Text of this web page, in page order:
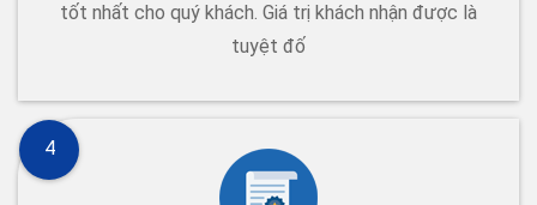
tốt nhất cho quý khách. Giá trị khách nhận được là
tuyệt đố
4